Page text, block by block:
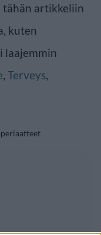
tähän artikkeliin
kuten
laajemmin
, Terveys,